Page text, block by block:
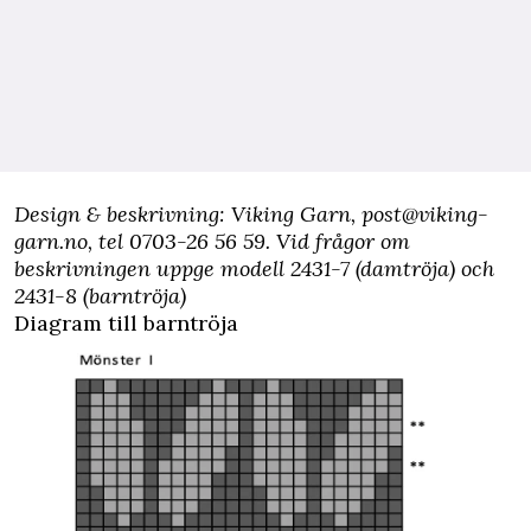
Design & beskrivning: Viking Garn, post@viking-
garn.no, tel 0703-26 56 59. Vid frågor om
beskrivningen uppge modell 2431-7 (damtröja) och
2431-8 (barntröja)
Diagram till barntröja